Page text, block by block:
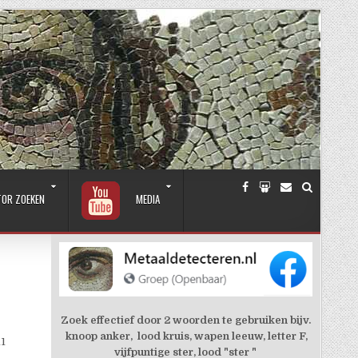
ZOEKEN MEDIA
Zoek effectief door 2 woorden te gebruiken bijv.
knoop anker, lood kruis, wapen leeuw, letter F,
vijfpuntige ster, lood "ster "